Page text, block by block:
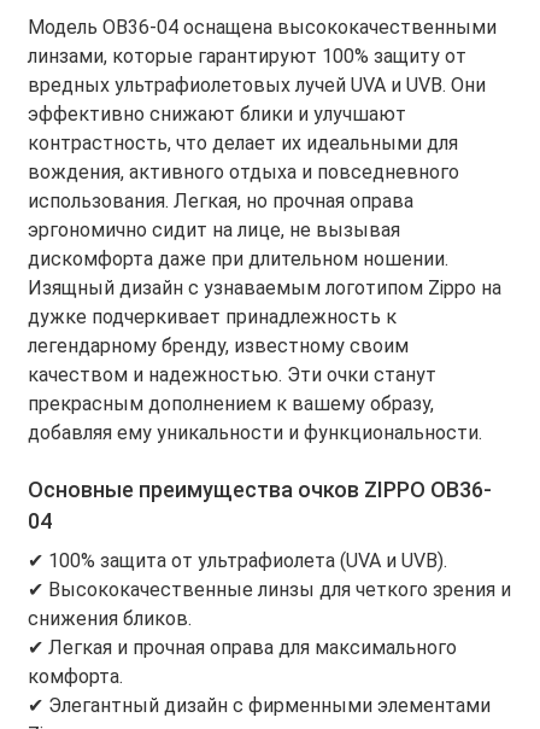
Модель OB36-04 оснащена высококачественными
линзами, которые гарантируют 100% защиту от
вредных ультрафиолетовых лучей UVA и UVB. Они
эффективно снижают блики и улучшают
контрастность, что делает их идеальными для
вождения, активного отдыха и повседневного
использования. Легкая, но прочная оправа
эргономично сидит на лице, не вызывая
дискомфорта даже при длительном ношении.
Изящный дизайн с узнаваемым логотипом Zippo на
дужке подчеркивает принадлежность к
легендарному бренду, известному своим
качеством и надежностью. Эти очки станут
прекрасным дополнением к вашему образу,
добавляя ему уникальности и функциональности.
Основные преимущества очков ZIPPO OB36-
04
✔ 100% защита от ультрафиолета (UVA и UVB).
✔ Высококачественные линзы для четкого зрения и
снижения бликов.
✔ Легкая и прочная оправа для максимального
комфорта.
✔ Элегантный дизайн с фирменными элементами